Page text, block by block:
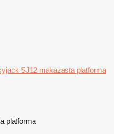
SJ12 makazasta platforma
platforma